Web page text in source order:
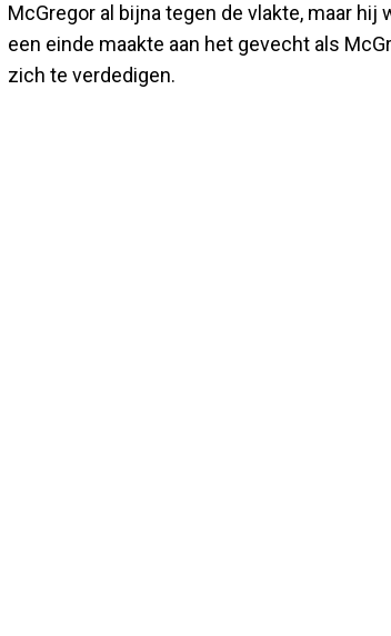
McGregor al bijna tegen de vlakte, maar
een einde maakte aan het gevecht als
zich te verdedigen.